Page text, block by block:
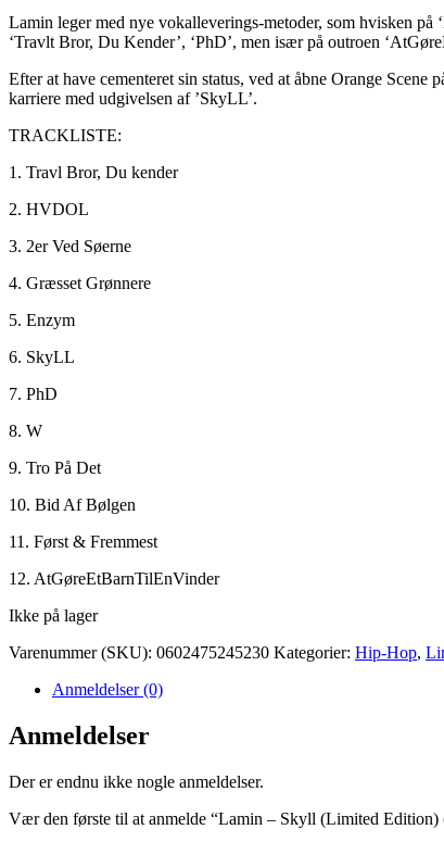
Lamin leger med nye vokalleverings-metoder, som hvisken på
‘Travlt Bror, Du Kender’, ‘PhD’, men især på outroen
Efter at have cementeret sin status, ved at åbne Orange
karriere med udgivelsen af ’SkyLL’.
TRACKLISTE:
1. Travl Bror, Du kender
2. HVDOL
3. 2er Ved Søerne
4. Græsset Grønnere
5. Enzym
6. SkyLL
7. PhD
8. W
9. Tro På Det
10. Bid Af Bølgen
11. Først & Fremmest
12. AtGøreEtBarnTilEnVinder
Ikke på lager
Varenummer (SKU): 0602475245230 Kategorier: Hip-Hop,
Anmeldelser (0)
Anmeldelser
Der er endnu ikke nogle anmeldelser.
Vær den første til at anmelde “Lamin – Skyll (Limited